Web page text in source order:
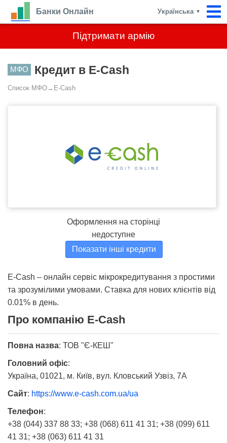
Підтримати армію
Банки Онлайн Українська ▼
МФО Кредит в E-Cash
Список МФО→ E-Cash
Оформлення на сторінці
недоступне
Показати інші кредити
E-Cash – онлайн сервіс мікрокредитування з простими
та зрозумілими умовами. Ставка для нових клієнтів від
0.01% в день.
Про компанію E-Cash
Повна назва: ТОВ "Є-КЕШ"
Головний офіс:
Україна, 01021, м. Київ, вул. Кловський Узвіз, 7А
Сайт: https://www.e-cash.com.ua/ua
Телефон:
+38 (044) 337 88 33; +38 (068) 611 41 31; +38 (099) 611
41 31; +38 (063) 611 41 31